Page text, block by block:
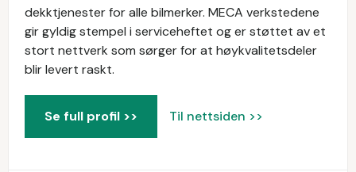
dekktjenester for alle bilmerker. MECA verkstedene
gir gyldig stempel i serviceheftet og er støttet av et
stort nettverk som sørger for at høykvalitetsdeler
blir levert raskt.
Se full profil >> Til nettsiden >>